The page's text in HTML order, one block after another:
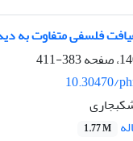
فلسفی متفاوت به
383-411
10.30470/
1.77 M